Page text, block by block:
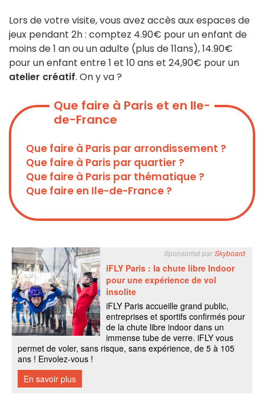
Lors de votre visite, vous avez accès aux espaces de
jeux pendant 2h : comptez 4.90€ pour un enfant de
moins de 1 an ou un adulte (plus de 11ans), 14.90€
pour un enfant entre 1 et 10 ans et 24,90€ pour un
atelier créatif. On y va ?
Que faire à Paris et en Ile-
de-France
Que faire à Paris par arrondissement ?
Que faire à Paris par quartier ?
Que faire à Paris par thématique ?
Que faire en Ile-de-France ?